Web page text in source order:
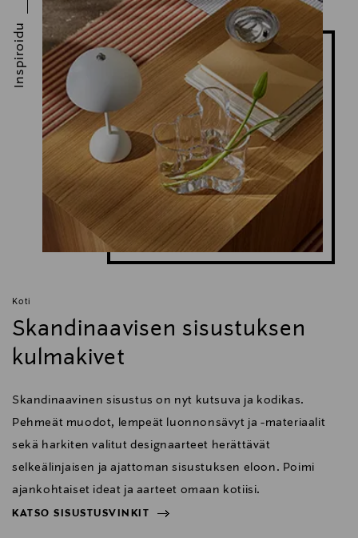
Koti
Skandinaavisen sisustuksen
kulmakivet
Skandinaavinen sisustus on nyt kutsuva ja kodikas.
Pehmeät muodot, lempeät luonnonsävyt ja -materiaalit
sekä harkiten valitut designaarteet herättävät
selkeälinjaisen ja ajattoman sisustuksen eloon. Poimi
ajankohtaiset ideat ja aarteet omaan kotiisi.
KATSO SISUSTUSVINKIT
Inspiroidu